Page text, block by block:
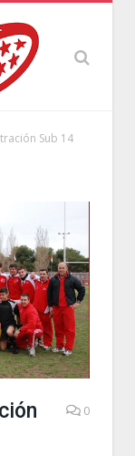
Sub 14
0